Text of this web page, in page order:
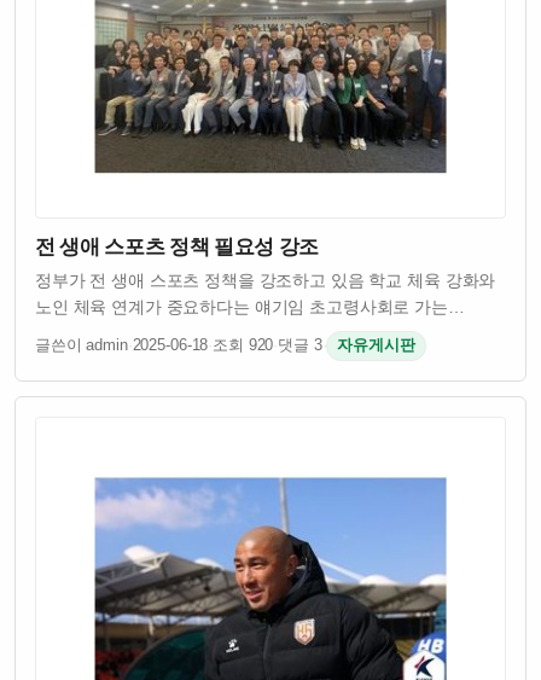
전 생애 스포츠 정책 필요성 강조
정부가 전 생애 스포츠 정책을 강조하고 있음 학교 체육 강화와
노인 체육 연계가 중요하다는 얘기임 초고령사회로 가는
한국에서 건강한 노년을 위한 체육 정책이 절실함 스포츠를
통해 어릴 때부터 건강하게 키우고 늙을수록도 운동으로 삶의
질 유지하려는 접근이 필요하다는 거임…
글쓴이 admin·2025-06-18·조회 920·댓글 3· 자유게시판